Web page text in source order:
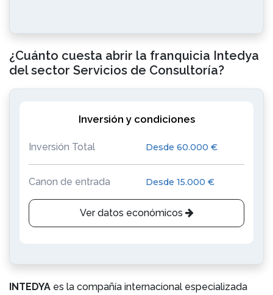
¿Cuánto cuesta abrir la franquicia Intedya
del sector Servicios de Consultoría?
Inversión y condiciones
Inversión Total Desde 60.000 €
Canon de entrada Desde 15.000 €
Ver datos económicos
INTEDYA es la compañía internacional especializada